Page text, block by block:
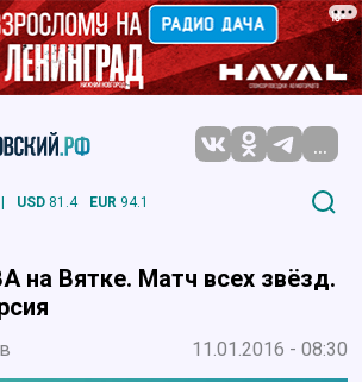
...
| USD 81.4 EUR 94.1
на Вятке. Матч всех звёзд.
11.01.2016 - 08:30